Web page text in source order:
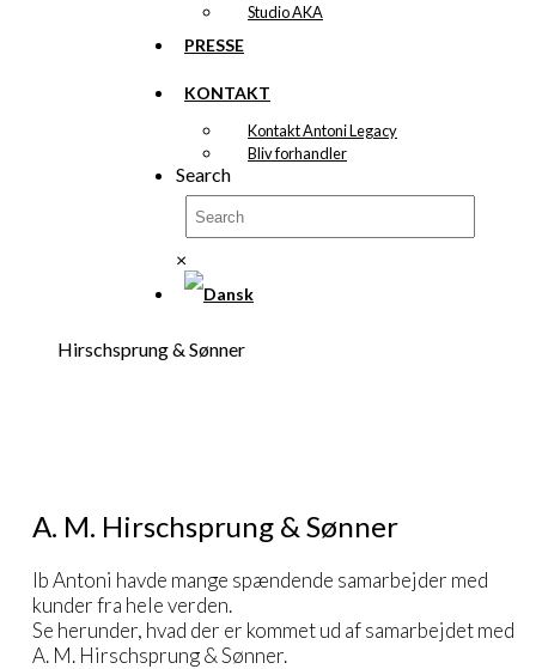
Studio AKA
PRESSE
KONTAKT
Kontakt Antoni Legacy
Bliv forhandler
Search
×
Hirschsprung & Sønner
A. M. Hirschsprung & Sønner
Ib Antoni havde mange spændende samarbejder med
kunder fra hele verden.
Se herunder, hvad der er kommet ud af samarbejdet med
A. M. Hirschsprung & Sønner.